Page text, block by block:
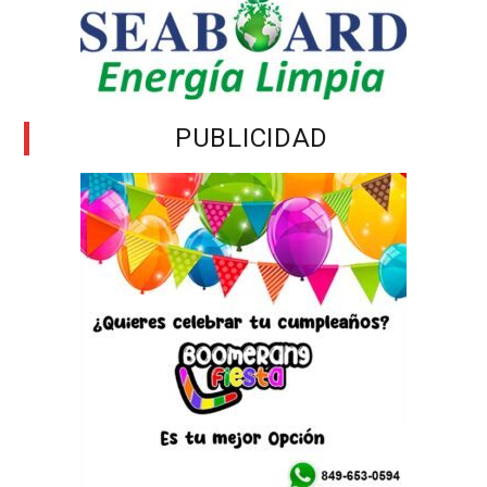
PUBLICIDAD